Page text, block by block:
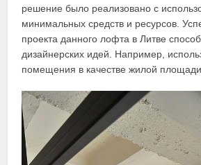
решение было реализовано с
минимальных средств и ресурсов.
проекта данного лофта в Литве
дизайнерских идей. Например,
помещения в качестве жилой площади.